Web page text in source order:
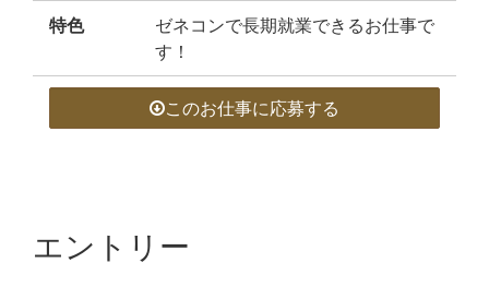
特色
ゼネコンで長期就業できるお仕事で
す！
このお仕事に応募する
エントリー